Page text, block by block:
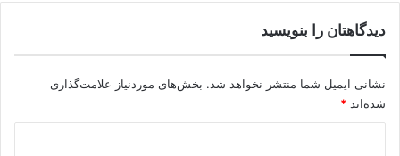
دیدگاهتان را بنویسید
نشانی ایمیل شما منتشر نخواهد شد. بخش‌های موردنیاز علامت‌گذاری
شده‌اند *